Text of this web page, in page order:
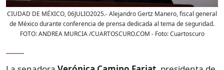
CIUDAD DE MÉXICO, 06JULIO2025.- Alejandro Gertz Manero, fiscal general
de México durante conferencia de prensa dedicada al tema de seguridad.
FOTO: ANDREA MURCIA /CUARTOSCURO.COM - Foto:Cuartoscuro